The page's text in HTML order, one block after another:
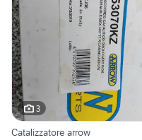
3
Catalizzatore arrow